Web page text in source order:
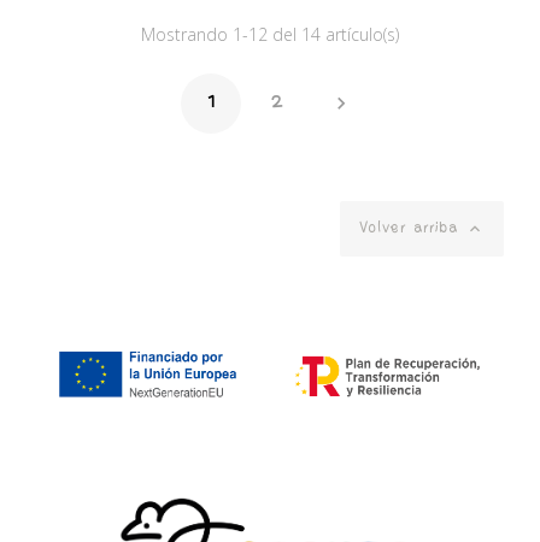
Mostrando 1-12 del 14 artículo(s)
1 2 
Volver arriba 